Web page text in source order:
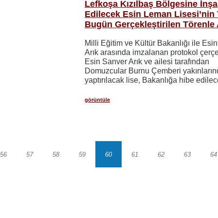
Lefkoşa Kızılbaş Bölgesine İnşa
Edilecek Esin Leman Lisesi’nin
Bugün Gerçekleştirilen Törenle
Milli Eğitim ve Kültür Bakanlığı ile
Arık arasında imzalanan protokol
Esin Sanver Arık ve ailesi tarafından
Domuzcular Burnu Çemberi
yaptırılacak lise, Bakanlığa hibe
görüntüle
Sayfa
56 Sayfa
57 Sayfa
58 Sayfa
59 Sayfa
60 Sayfa
61 Sayfa
62 Sayfa
63 64